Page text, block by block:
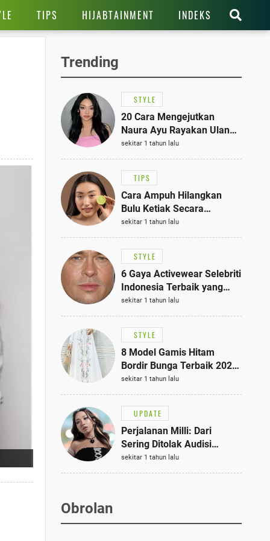
TIPS HIJABTAINMENT INDEKS
Trending
STYLE
20 Cara Mengejutkan
Naura Ayu Rayakan Ulang
Tahun di Panti Asuhan,
Terlihat Anggun dengan
Kaftan Cokelat
sekitar 1 tahun lalu
TIPS
Cara Ampuh Hilangkan
Bulu Ketiak Secara
Permanen dalam 5
Langkah Sederhana
sekitar 1 tahun lalu
STYLE
6 Gaya Activewear Selebriti
Indonesia Terbaik yang
Bisa Jadi Inspirasi
Fashionmu
sekitar 1 tahun lalu
STYLE
8 Model Gamis Hitam
Bordir Bunga Terbaik 2025,
Stylish untuk Hangout
hingga Acara Semi-Formal
sekitar 1 tahun lalu
UPDATE
Perjalanan Milli: Dari
Sering Ditolak Audisi
hingga Menjadi Rapper Top
10 Thailand
sekitar 1 tahun lalu
Obrolan